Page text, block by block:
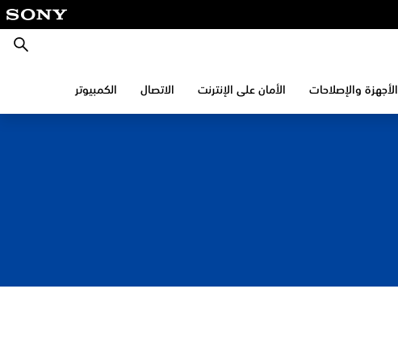
بحث
الأجهزة والإصلاحات الأمان على الإنترنت الاتصال الكمبيوتر